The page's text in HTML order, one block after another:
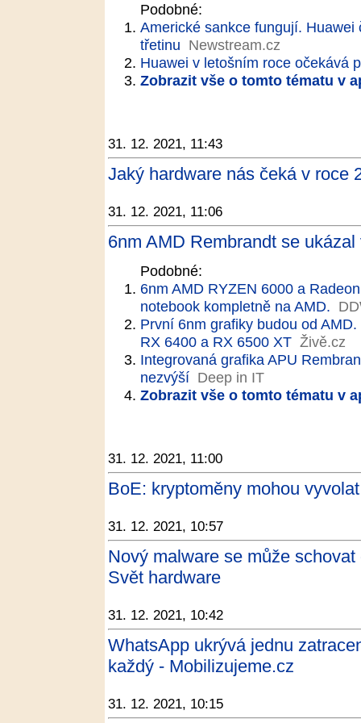
Podobné:
Americké sankce fungují. Huawei
třetinu Newstream.cz
Huawei v letošním roce očekává
Zobrazit vše o tomto tématu v
31. 12. 2021, 11:43
Jaký hardware nás čeká v roce
31. 12. 2021, 11:06
6nm AMD Rembrandt se
Podobné:
6nm AMD RYZEN 6000 a
notebook kompletně na AMD.
První 6nm grafiky budou od
RX 6400 a RX 6500 XT Živě.cz
Integrovaná grafika APU
nezvýší Deep in IT
Zobrazit vše o tomto tématu v
31. 12. 2021, 11:00
BoE: kryptoměny mohou
31. 12. 2021, 10:57
Nový malware se může
Svět hardware
31. 12. 2021, 10:42
WhatsApp ukrývá jednu
každý - Mobilizujeme.cz
31. 12. 2021, 10:15